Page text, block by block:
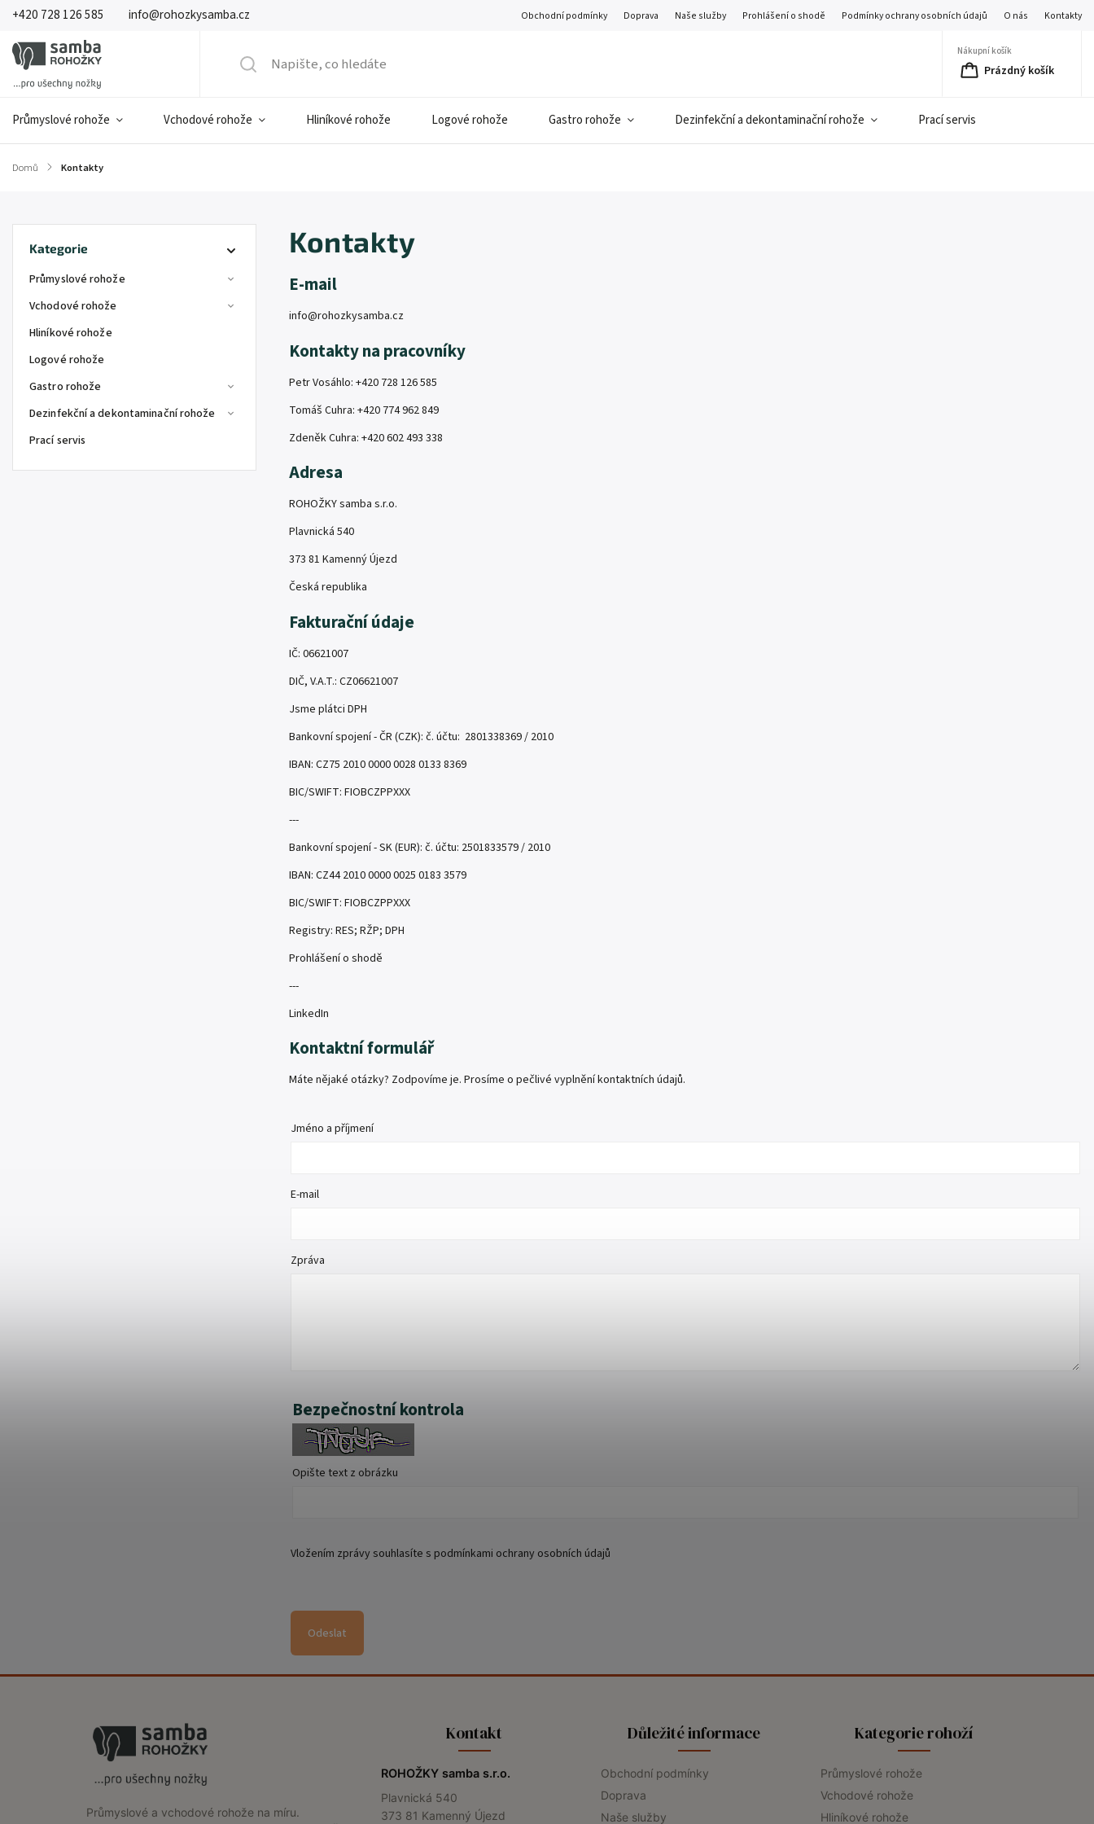
+420 728 126 585 info@rohozkysamba.cz Obchodní podmínky Doprava Naše služby Prohlášení o shodě Podmínky ochrany osobních údajů O nás Kontakty
Nákupní košík
Prázdný košík
Průmyslové rohože Vchodové rohože Hliníkové rohože Logové rohože Gastro rohože Dezinfekční a dekontaminační rohože Prací servis
Domů / Kontakty
Kategorie
Průmyslové rohože
Vchodové rohože
Hliníkové rohože
Logové rohože
Gastro rohože
Dezinfekční a dekontaminační rohože
Prací servis
Kontakty
E-mail
info@rohozkysamba.cz
Kontakty na pracovníky
Petr Vosáhlo: +420 728 126 585
Tomáš Cuhra: +420 774 962 849
Zdeněk Cuhra: +420 602 493 338
Adresa
ROHOŽKY samba s.r.o.
Plavnická 540
373 81 Kamenný Újezd
Česká republika
Fakturační údaje
IČ: 06621007
DIČ, V.A.T.: CZ06621007
Jsme plátci DPH
Bankovní spojení - ČR (CZK): č. účtu: 2801338369 / 2010
IBAN: CZ75 2010 0000 0028 0133 8369
BIC/SWIFT: FIOBCZPPXXX
---
Bankovní spojení - SK (EUR): č. účtu: 2501833579 / 2010
IBAN: CZ44 2010 0000 0025 0183 3579
BIC/SWIFT: FIOBCZPPXXX
Registry: RES; RŽP; DPH
Prohlášení o shodě
---
LinkedIn
Kontaktní formulář
Máte nějaké otázky? Zodpovíme je. Prosíme o pečlivé vyplnění kontaktních údajů.
Jméno a příjmení
E-mail
Zpráva
Bezpečnostní kontrola
Opište text z obrázku
Vložením zprávy souhlasíte s podmínkami ochrany osobních údajů
Odeslat
Průmyslové a vchodové rohože na míru.
Kontakt
ROHOŽKY samba s.r.o.
Plavnická 540
373 81 Kamenný Újezd
Důležité informace
Obchodní podmínky
Doprava
Naše služby
Kategorie rohoží
Průmyslové rohože
Vchodové rohože
Hliníkové rohože